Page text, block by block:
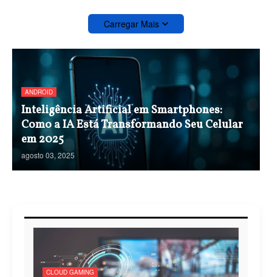
Carregar Mais
ANDROID
Inteligência Artificial em Smartphones:
Como a IA Está Transformando Seu Celular
em 2025
agosto 03, 2025
CLOUD GAMING